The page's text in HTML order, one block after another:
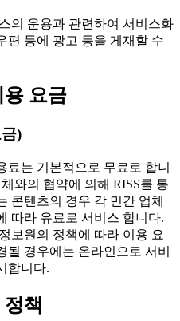
의 운용과 관련하여 서비스화
편 등에 광고 등을 게재할 수
용 요금
)
는 기본적으로 무료로 합니
와의 협약에 의해 RISS를 통
콘텐츠의 경우 각 민간 업체
따라 유료로 서비스 합니다.
보원의 정책에 따라 이용 요
될 경우에는 온라인으로 서비
합니다.
책